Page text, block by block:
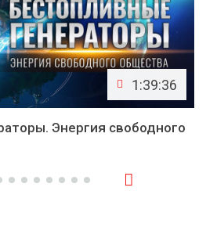
1:39:36
Энергия свободного